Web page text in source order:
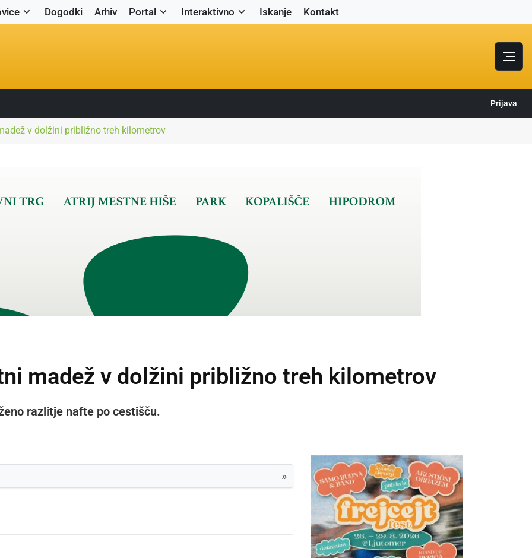
Dogodki Arhiv Portal Interaktivno Iskanje Kontakt
Prijava
v dolžini približno treh kilometrov
madež v dolžini približno treh kilometrov
razlitje nafte po cestišču.
»